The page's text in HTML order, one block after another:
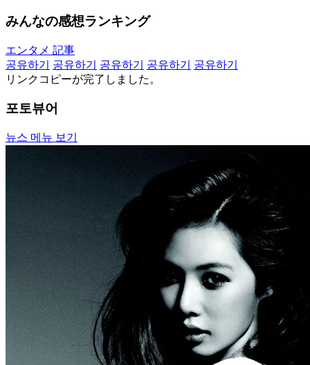
みんなの感想ランキング
エンタメ 記事
공유하기
공유하기 공유하기 공유하기
공유하기
リンクコピーが完了しました。
포토뷰어
뉴스 메뉴 보기